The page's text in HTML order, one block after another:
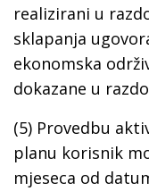
realizirani u
sklapanja
ekonomska
dokazane u
(5) Provedbu
planu korisnik
mjeseca od